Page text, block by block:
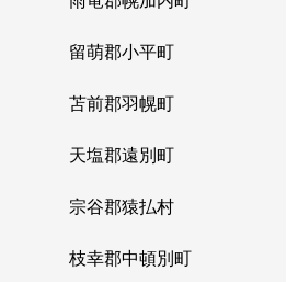
留萌郡小平町
苫前郡羽幌町
天塩郡遠別町
宗谷郡猿払村
枝幸郡中頓別町